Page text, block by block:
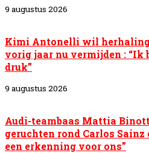
9 augustus 2026
Kimi Antonelli wil
vorig jaar nu vermijden : “Ik
druk”
9 augustus 2026
Audi-teambaas Mattia
geruchten rond Carlos Sainz
een erkenning voor ons”